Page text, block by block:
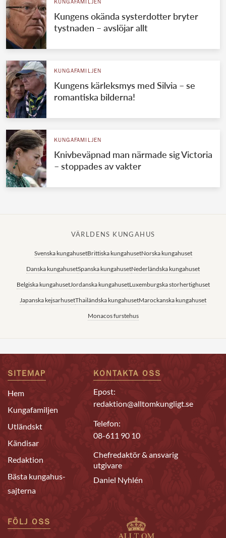
KUNGAFAMILJEN
Kungens okända systerdotter bryter
tystnaden – avslöjar allt
KUNGAFAMILJEN
Kungens kärleksmys med Silvia – se
romantiska bilderna!
KUNGAFAMILJEN
Knivbeväpnad man närmade sig Victoria
– stoppades av vakter
VÄRLDENS KUNGAHUS
Svenska kungahusetBrittiska kungahusetNorska kungahuset
Danska kungahusetSpanska kungahusetNederländska kungahuset
Belgiska kungahusetJordanska kungahusetLuxemburgska storhertighuset
Japanska kejsarhusetThailändska kungahusetMarockanska kungahuset
Monacos furstehus
SITEMAP
Hem
Kungafamiljen
Utländskt
Kändisar
Redaktion
Bästa kungahus-
sajterna
KONTAKTA OSS
Epost:
redaktion@alltomkungligt.se
Telefon:
08-611 90 10
Chefredaktör & ansvarig
utgivare
Daniel Nyhlén
FÖLJ OSS